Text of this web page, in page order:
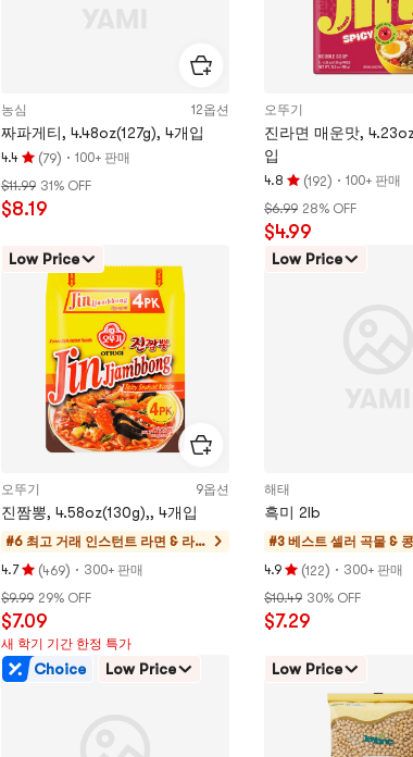
농심 12옵션
짜파게티, 4.48oz(127g), 4개입
4.4
평
점
4.4
별,
(79) · 100+ 판매
$11.99 31% OFF
$8.19
오뚜기
진라면 매운맛,
입
4.8
평
점
4.8
개
(192) · 100+ 판매
$6.99 28% OFF
$4.99
Low Price
오뚜기 9옵션
진짬뽕, 4.58oz(130g),, 4개입
#6 최고 거래 인스턴트 라면 & 라면
& 컵라면 & 떡볶이
4.7
평
점
4.7
개
별,
(469) · 300+ 판매
$9.99 29% OFF
$7.09
새 학기 기간 한정 특가
Low Price
해태
흑미 2lb
#3 베스트 셀러 곡물 & 콩
4.9
평
점
4.9
별,
(122) · 300+ 판매
$10.49 30% OFF
$7.29
Choice Low Price Low Price